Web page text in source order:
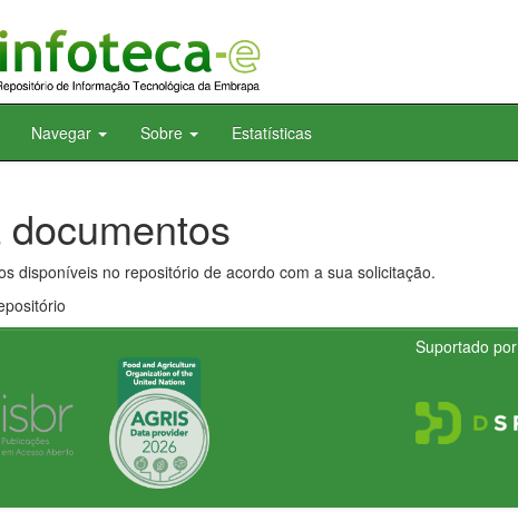
Navegar Sobre Estatísticas
disponíveis no repositório de acordo com a sua solicitação.
Suportado por